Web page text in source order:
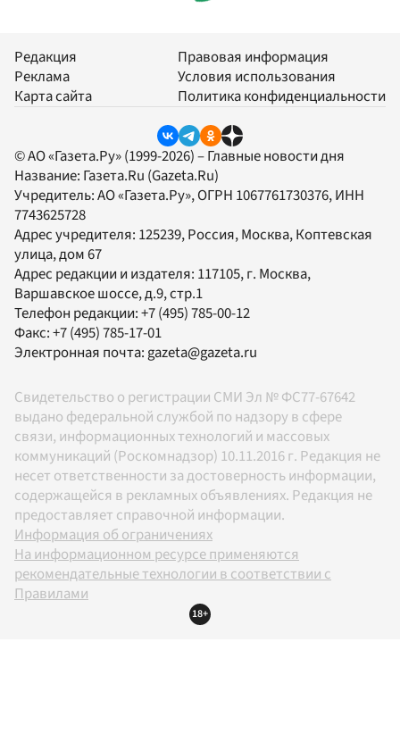
Редакция
Реклама
Карта сайта
Правовая информация
Условия использования
Политика конфиденциальности
© АО «Газета.Ру» (1999-2026) – Главные новости дня
Название: Газета.Ru (Gazeta.Ru)
Учредитель:АО «Газета.Ру», ОГРН 1067761730376, ИНН
7743625728
Адрес учредителя: 125239, Россия, Москва, Коптевская
улица, дом 67
Адрес редакции и издателя: 117105, г. Москва,
Варшавское шоссе, д.9, стр.1
Телефон редакции:+7 (495) 785-00-12
Факс:+7 (495) 785-17-01
Электронная почта: gazeta@gazeta.ru
Свидетельство о регистрации СМИ Эл № ФС77-67642
выдано федеральной службой по надзору в сфере
связи, информационных технологий и массовых
коммуникаций (Роскомнадзор) 10.11.2016 г. Редакция не
несет ответственности за достоверность информации,
содержащейся в рекламных объявлениях. Редакция не
предоставляет справочной информации.
Информация об ограничениях
На информационном ресурсе применяются
рекомендательные технологии в соответствии с
Правилами
18+